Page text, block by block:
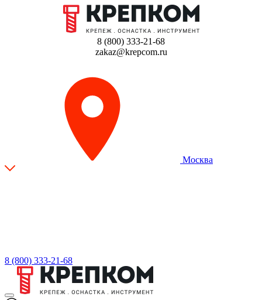
8 (800) 333-21-68
zakaz@krepcom.ru
Москва
8 (800) 333-21-68